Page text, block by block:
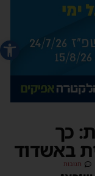
פתח
כך
באשדוד
תגובות